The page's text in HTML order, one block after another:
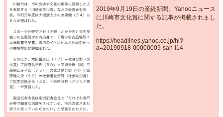
2019年9月19日の産経新聞、Yahooニュース
に川崎市文化賞に関する記事が掲載されまし
た。
https://headlines.yahoo.co.jp/hl?
a=20190918-00000009-san-l14